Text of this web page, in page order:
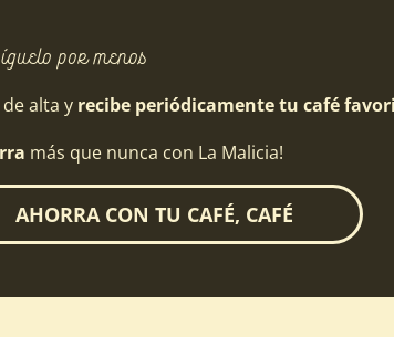
por menos
alta y recibe periódicamente tu café
más que nunca con La Malicia!
AHORRA CON TU CAFÉ, CAFÉ